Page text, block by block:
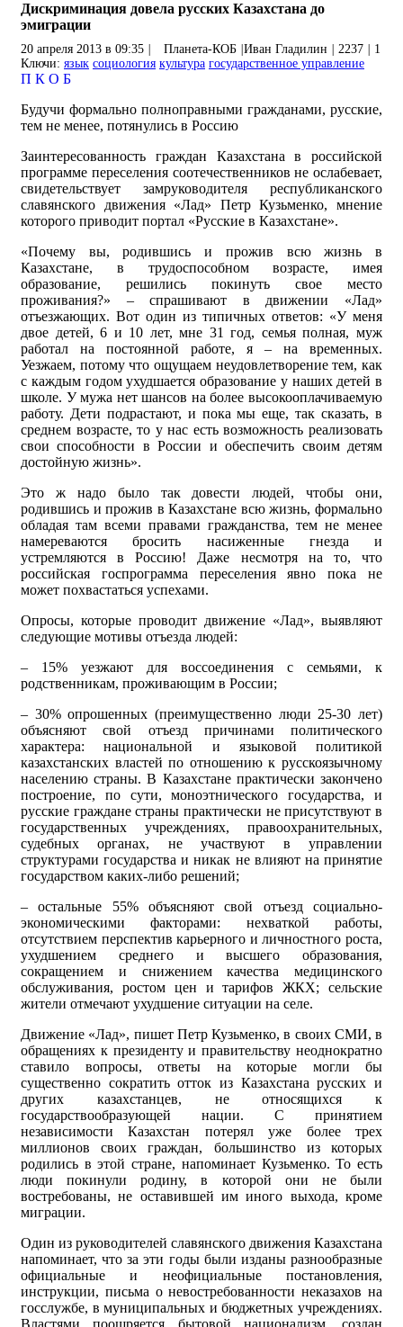
Дискриминация довела русских Казахстана до
эмиграции
20 апреля 2013 в 09:35 Планета-КОБ Иван Гладилин 2237
1
Ключи: язык социология культура государственное управление
П К О Б
Будучи формально полноправными гражданами, русские,
тем не менее, потянулись в Россию
Заинтересованность граждан Казахстана в российской
программе переселения соотечественников не ослабевает,
свидетельствует замруководителя республиканского
славянского движения «Лад» Петр Кузьменко, мнение
которого приводит портал «Русские в Казахстане».
«Почему вы, родившись и прожив всю жизнь в
Казахстане, в трудоспособном возрасте, имея
образование, решились покинуть свое место
проживания?» – спрашивают в движении «Лад»
отъезжающих. Вот один из типичных ответов: «У меня
двое детей, 6 и 10 лет, мне 31 год, семья полная, муж
работал на постоянной работе, я – на временных.
Уезжаем, потому что ощущаем неудовлетворение тем, как
с каждым годом ухудшается образование у наших детей в
школе. У мужа нет шансов на более высокооплачиваемую
работу. Дети подрастают, и пока мы еще, так сказать, в
среднем возрасте, то у нас есть возможность реализовать
свои способности в России и обеспечить своим детям
достойную жизнь».
Это ж надо было так довести людей, чтобы они,
родившись и прожив в Казахстане всю жизнь, формально
обладая там всеми правами гражданства, тем не менее
намереваются бросить насиженные гнезда и
устремляются в Россию! Даже несмотря на то, что
российская госпрограмма переселения явно пока не
может похвастаться успехами.
Опросы, которые проводит движение «Лад», выявляют
следующие мотивы отъезда людей:
– 15% уезжают для воссоединения с семьями, к
родственникам, проживающим в России;
– 30% опрошенных (преимущественно люди 25-30 лет)
объясняют свой отъезд причинами политического
характера: национальной и языковой политикой
казахстанских властей по отношению к русскоязычному
населению страны. В Казахстане практически закончено
построение, по сути, моноэтнического государства, и
русские граждане страны практически не присутствуют в
государственных учреждениях, правоохранительных,
судебных органах, не участвуют в управлении
структурами государства и никак не влияют на принятие
государством каких-либо решений;
– остальные 55% объясняют свой отъезд социально-
экономическими факторами: нехваткой работы,
отсутствием перспектив карьерного и личностного роста,
ухудшением среднего и высшего образования,
сокращением и снижением качества медицинского
обслуживания, ростом цен и тарифов ЖКХ; сельские
жители отмечают ухудшение ситуации на селе.
Движение «Лад», пишет Петр Кузьменко, в своих СМИ, в
обращениях к президенту и правительству неоднократно
ставило вопросы, ответы на которые могли бы
существенно сократить отток из Казахстана русских и
других казахстанцев, не относящихся к
государствообразующей нации. С принятием
независимости Казахстан потерял уже более трех
миллионов своих граждан, большинство из которых
родились в этой стране, напоминает Кузьменко. То есть
люди покинули родину, в которой они не были
востребованы, не оставившей им иного выхода, кроме
миграции.
Один из руководителей славянского движения Казахстана
напоминает, что за эти годы были изданы разнообразные
официальные и неофициальные постановления,
инструкции, письма о невостребованности неказахов на
госслужбе, в муниципальных и бюджетных учреждениях.
Властями поощряется бытовой национализм, создан